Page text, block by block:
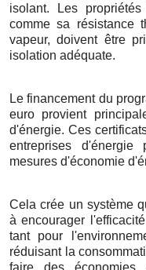
isolant. Les
comme sa résistance
vapeur, doivent être
isolation adéquate.
Le financement du
euro provient
d'énergie. Ces
entreprises
mesures d'économie
Cela crée un système
à encourager
tant pour
réduisant la
faire des économies